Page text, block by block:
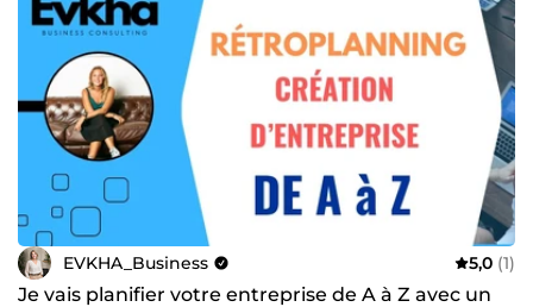
EVKHA_Business 5,0 (1)
Je vais planifier votre entreprise de A à Z avec un